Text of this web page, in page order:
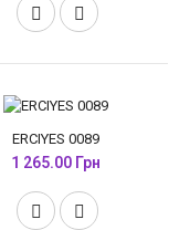
ERCIYES 0089
1 265.00 Грн